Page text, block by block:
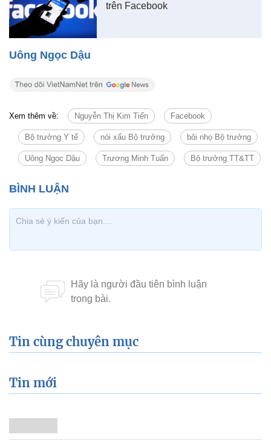
trên Facebook
Uông Ngọc Dậu
Xem thêm về: Nguyễn Thị Kim Tiến Facebook
Bộ trưởng Y tế nói xấu Bộ trưởng bôi nhọ Bộ trưởng
Uông Ngọc Dậu Trương Minh Tuấn Bộ trưởng TT&TT
Tin cùng chuyên mục
Tin mới